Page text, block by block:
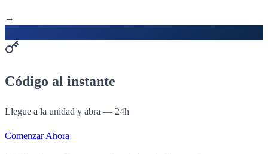
→
3
Código al instante
Llegue a la unidad y abra — 24h
Comenzar Ahora